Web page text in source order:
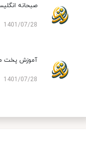
صبحانه
1401/07/28
آموزش پخت
1401/07/28